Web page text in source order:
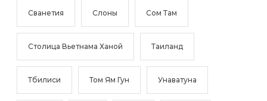
Сванетия Слоны Сом Там
Столица Вьетнама Ханой Таиланд
Тбилиси Том Ям Гун Унаватуна